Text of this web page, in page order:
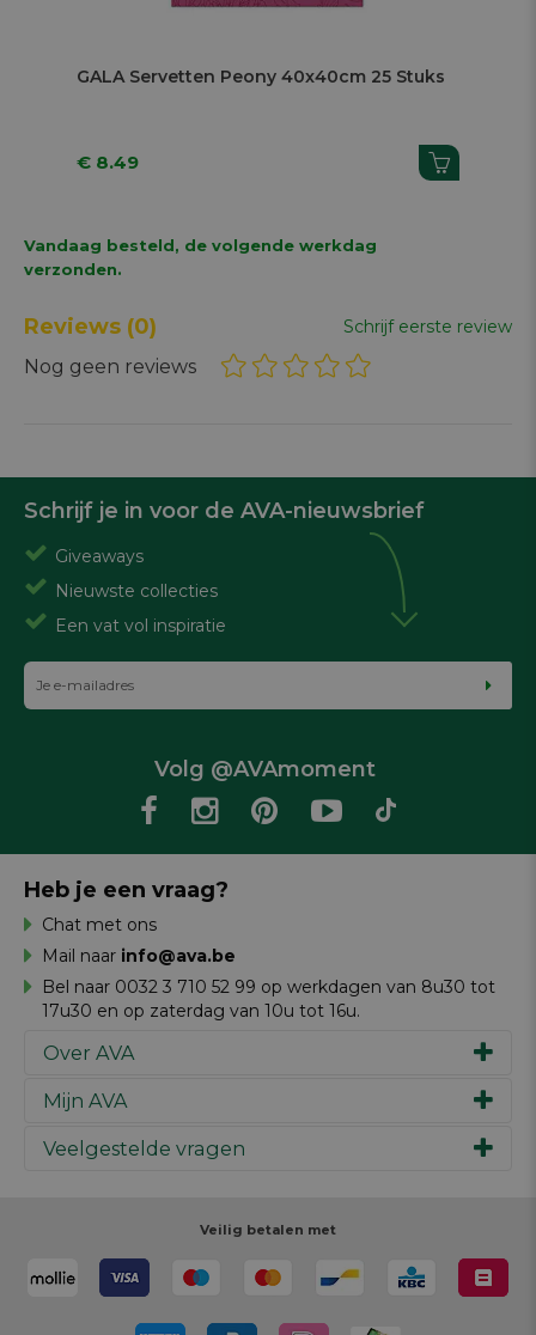
GALA Servetten Peony 40x40cm 25 Stuks
€ 8.49
Vandaag besteld, de volgende werkdag
verzonden.
Reviews (0) Schrijf eerste review
Nog geen reviews
Schrijf je in voor de AVA-nieuwsbrief
Giveaways
Nieuwste collecties
Een vat vol inspiratie
Volg @AVAmoment
Over AVA
Ons verhaal
Werken bij AVA
Mijn AVA
Inspiratie
Review schrijven
Veelgestelde vragen
Je retour
Heb je een vraag?
Chat met ons
Mail naar info@ava.be
Bel naar 0032 3 710 52 99 op werkdagen van 8u30 tot
17u30 en op zaterdag van 10u tot 16u.
Veilig betalen met